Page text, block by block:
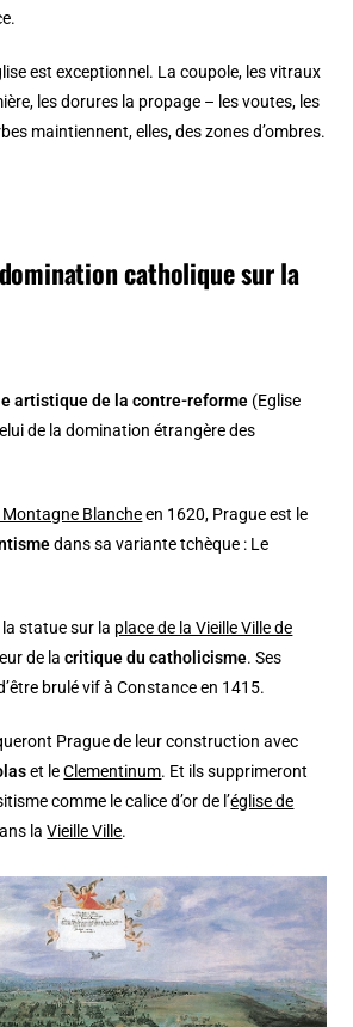
est exceptionnel. La coupole, les vitraux
les dorures la propage – les voutes, les
maintiennent, elles, des zones d’ombres.
catholique sur la
artistique de la contre-reforme (Eglise
de la domination étrangère des
Blancheen 1620, Prague est le
dans sa variante tchèque : Le
statue sur la place de la Vieille Ville de
de lacritique du catholicisme. Ses
brulé vif à Constance en 1415.
Prague de leur construction avec
et leClementinum. Et ils supprimeront
comme le calice d’or de l’église de
laVieille Ville.